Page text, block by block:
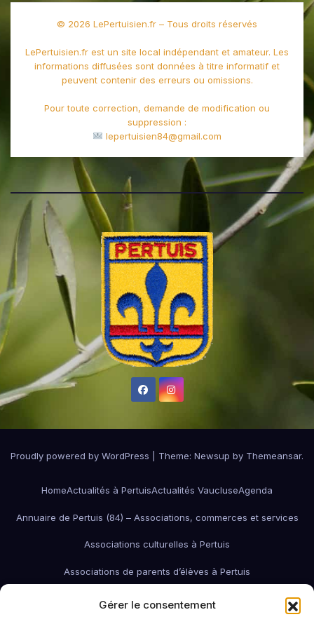
Gérer le consentement
© 2026 LePertuisien.fr – Tous droits réservés
LePertuisien.fr est un site local indépendant et amateur. Les
informations diffusées sont données à titre informatif et
peuvent contenir des erreurs ou omissions.
Pour toute correction, demande de modification ou
suppression :
lepertuisien84@gmail.com
Proudly powered by WordPress Theme: Newsup by Themeansar.
HomeActualités à PertuisActualités VaucluseAgenda
Annuaire de Pertuis (84) – Associations, commerces et services
Associations culturelles à Pertuis
Associations de parents d’élèves à Pertuis
Associations de quartier à Pertuis